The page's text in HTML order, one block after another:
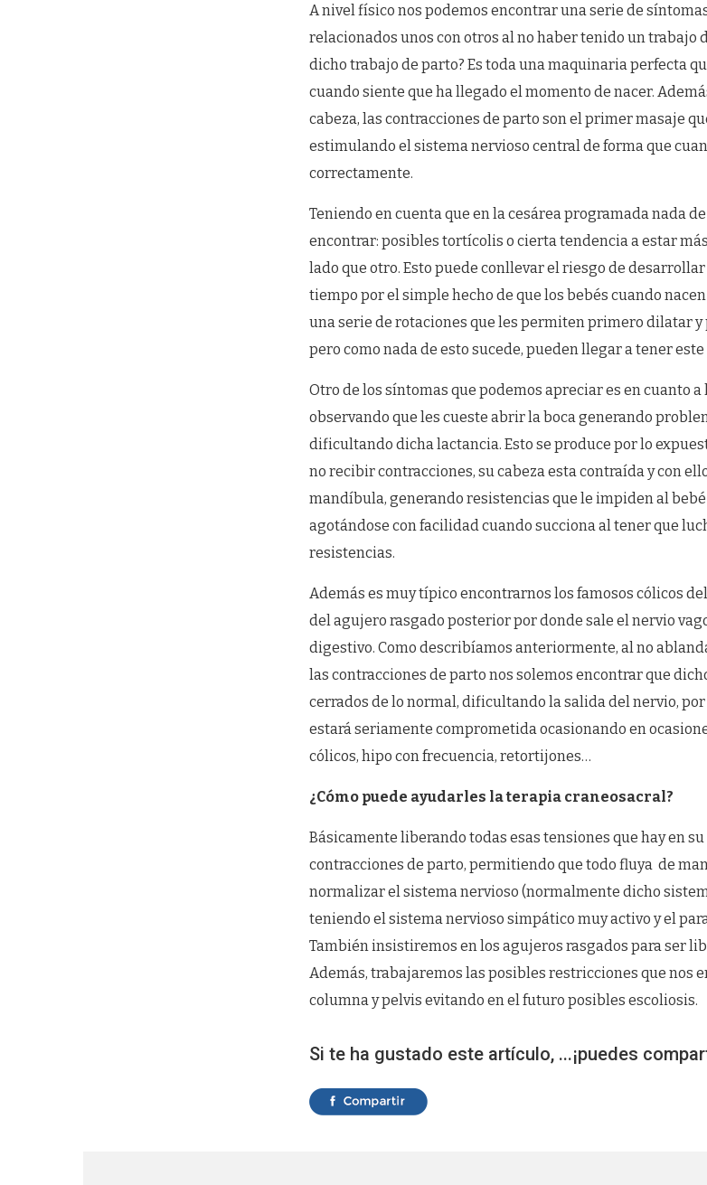
A nivel físico nos podemos encontrar una serie de
relacionados unos con otros al no haber tenido un trabajo
dicho trabajo de parto? Es toda una maquinaria perfecta
cuando siente que ha llegado el momento de nacer.
cabeza, las contracciones de parto son el primer masaje
estimulando el sistema nervioso central de forma que
correctamente.
Teniendo en cuenta que en la cesárea programada nada
encontrar: posibles tortícolis o cierta tendencia a estar
lado que otro. Esto puede conllevar el riesgo de
tiempo por el simple hecho de que los bebés cuando
una serie de rotaciones que les permiten primero dilatar
pero como nada de esto sucede, pueden llegar a tener
Otro de los síntomas que podemos apreciar es en cuanto
observando que les cueste abrir la boca generando
dificultando dicha lactancia. Esto se produce por lo
no recibir contracciones, su cabeza esta contraída y con
mandíbula, generando resistencias que le impiden al
agotándose con facilidad cuando succiona al tener que
resistencias.
Además es muy típico encontrarnos los famosos cólicos
del agujero rasgado posterior por donde sale el nervio
digestivo. Como describíamos anteriormente, al no
las contracciones de parto nos solemos encontrar que
cerrados de lo normal, dificultando la salida del nervio,
estará seriamente comprometida ocasionando en
cólicos, hipo con frecuencia, retortijones…
¿Cómo puede ayudarles la terapia craneosacral?
Básicamente liberando todas esas tensiones que hay en
contracciones de parto, permitiendo que todo fluya de
normalizar el sistema nervioso (normalmente dicho
teniendo el sistema nervioso simpático muy activo y el
También insistiremos en los agujeros rasgados para ser
Además, trabajaremos las posibles restricciones que nos
columna y pelvis evitando en el futuro posibles escoliosis.
Si te ha gustado este artículo, ...¡puedes